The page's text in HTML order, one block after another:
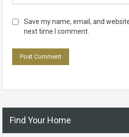
Save my name, email, and
next time I comment.
Find Your Home